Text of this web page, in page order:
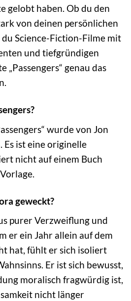
gelobt haben. Ob du den
von deinen persönlichen
Science-Fiction-Filme mit
und tiefgründigen
„Passengers“ genau das
wurde von Jon
Es ist eine originelle
nicht auf einem Buch
geweckt?
purer Verzweiflung und
er ein Jahr allein auf dem
hat, fühlt er sich isoliert
Er ist sich bewusst,
moralisch fragwürdig ist,
nicht länger